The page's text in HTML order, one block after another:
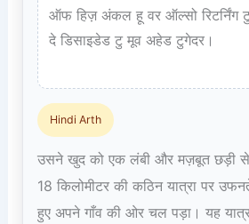
ऑफ हिज़ अंकल हू वर ऑल्सो रिटर्निंग
दे डिसाइडेड टु मूव अहेड टुगेदर।
Hindi Arth
उसने खुद को एक लंबी और मज़बूत छड़ी
18 किलोमीटर की कठिन यात्रा पर
हुए अपने गाँव की ओर चल पड़ा। यह